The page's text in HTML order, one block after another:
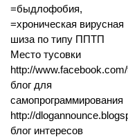
=быдлофобия,
=хроническая вирусная
шиза по типу ППТП
Место тусовки
http://
блог для
самопрограммирования
http://
блог интересов